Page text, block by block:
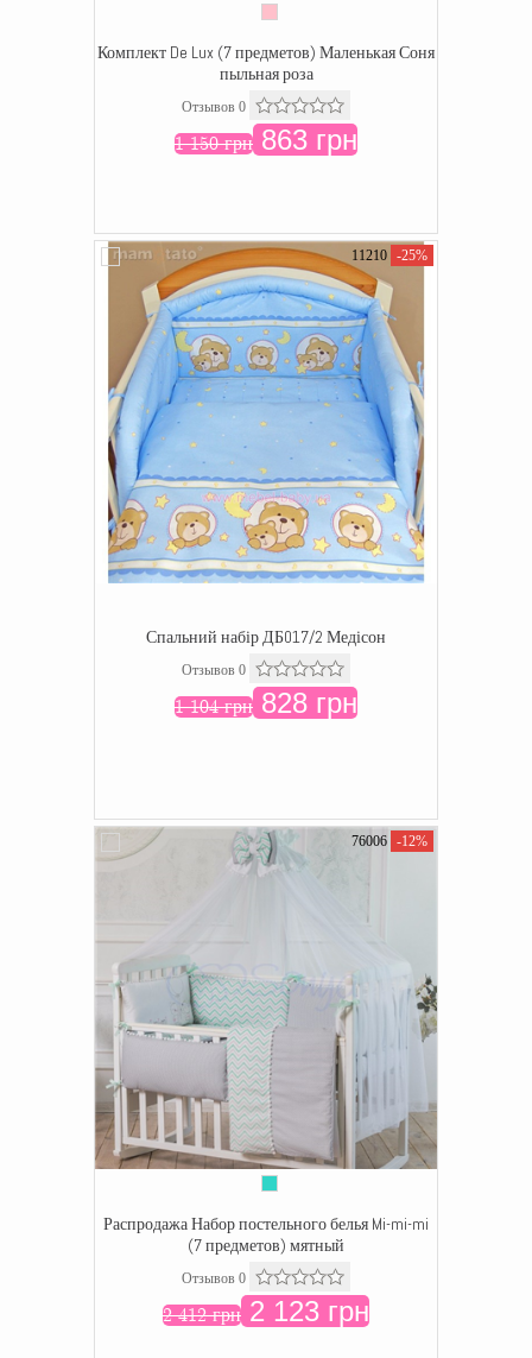
Комплект De Lux (7 предметов) Маленькая Соня
пыльная роза
Отзывов 0
1 150 грн 863 грн
11210 -25%
Спальний набір ДБ017/2 Медісон
Отзывов 0
1 104 грн 828 грн
76006 -12%
Распродажа Набор постельного белья Mi-mi-mi
(7 предметов) мятный
Отзывов 0
2 412 грн 2 123 грн